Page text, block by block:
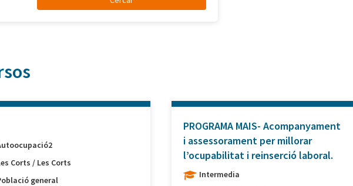
Corts / Les Corts
general
PROGRAMA MAIS- Acompanyament
i assessorament per millorar
l’ocupabilitat i reinserció laboral.
Intermedia